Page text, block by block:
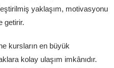
yaklaşım, motivasyonu
getirir.
kursların en büyük
kolay ulaşım imkânıdır.